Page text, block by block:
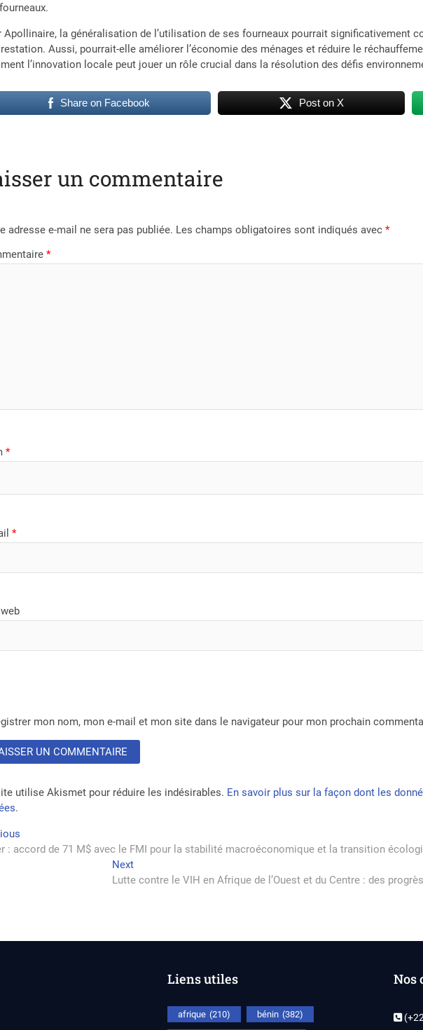
Apollinaire, la généralisation de l’utilisation de ses fourneaux pourrait significativement
Aussi, pourrait-elle améliorer l’économie des ménages et réduire le
l’innovation locale peut jouer un rôle crucial dans la résolution des défis
Share on Facebook Post on X
un commentaire
adresse e-mail ne sera pas publiée. Les champs obligatoires sont indiqués avec*
*
*
*
mon nom, mon e-mail et mon site dans le navigateur pour mon prochain
utilise Akismet pour réduire les indésirables. En savoir plus sur la façon dont les
.
post:
: accord de 71 M$ avec le FMI pour la stabilité macroéconomique et la transition
NextNext
post:
Lutte contre le VIH en Afrique de l’Ouest et du Centre : des
Liens utiles
afrique (210) bénin (382)
Nos